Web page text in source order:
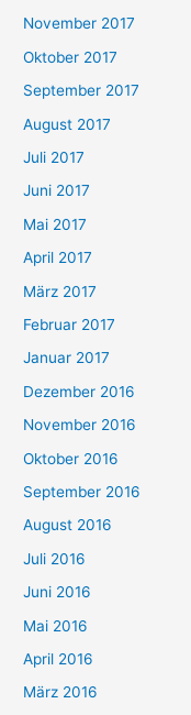
November 2017
Oktober 2017
September 2017
August 2017
Juli 2017
Juni 2017
Mai 2017
April 2017
März 2017
Februar 2017
Januar 2017
Dezember 2016
November 2016
Oktober 2016
September 2016
August 2016
Juli 2016
Juni 2016
Mai 2016
April 2016
März 2016